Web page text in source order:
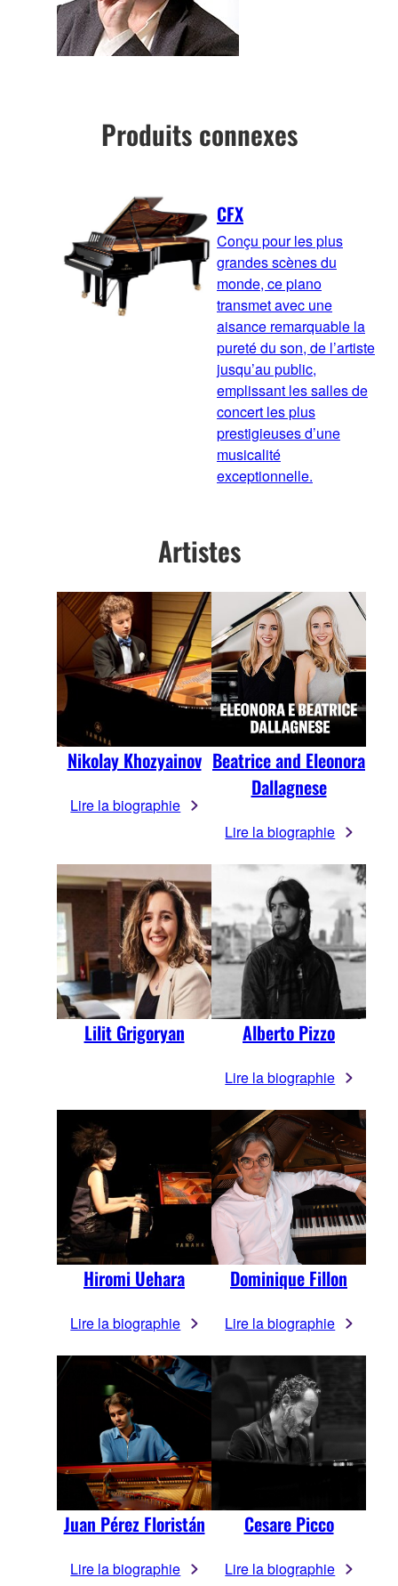
Produits connexes
CFX
Conçu pour les plus
grandes scènes du
monde, ce piano
transmet avec une
aisance remarquable la
pureté du son, de l’artiste
jusqu’au public,
emplissant les salles de
concert les plus
prestigieuses d’une
musicalité
exceptionnelle.
Artistes
Nikolay Khozyainov
Lire la biographie
Beatrice and Eleonora
Dallagnese
Lire la biographie
Lilit Grigoryan Alberto Pizzo
Lire la biographie
Hiromi Uehara
Lire la biographie
Dominique Fillon
Lire la biographie
Juan Pérez Floristán
Lire la biographie
Cesare Picco
Lire la biographie